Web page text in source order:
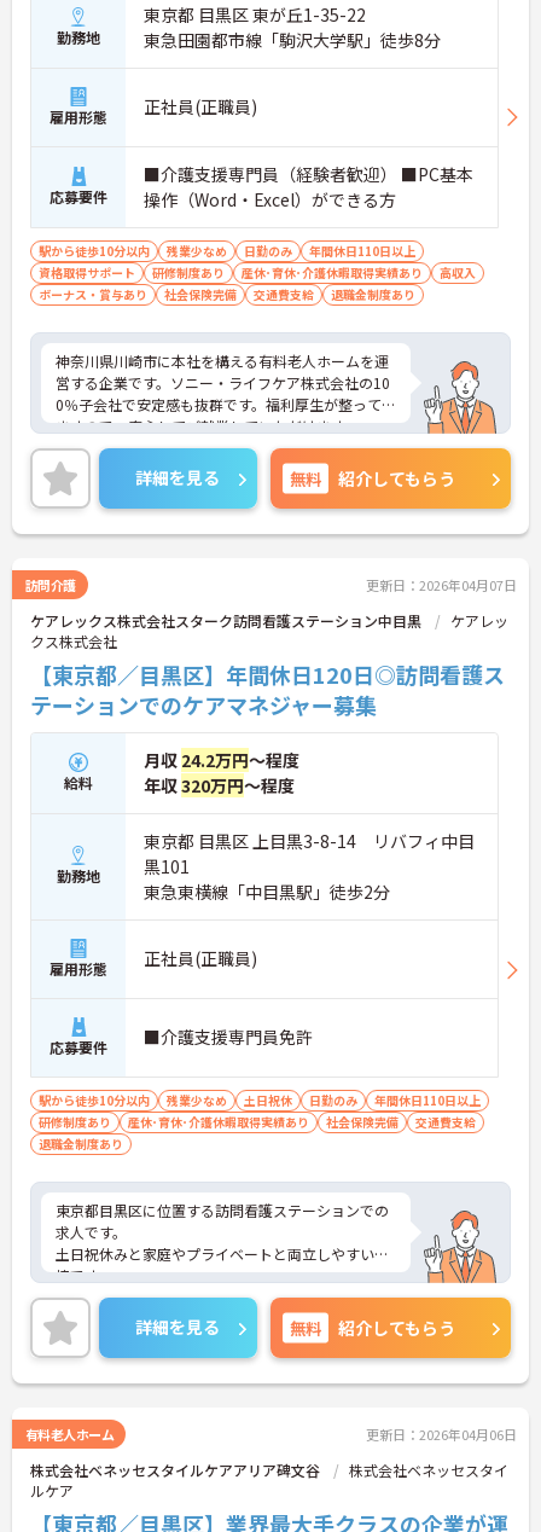
勤務地
東京都 目黒区 東が丘1-35-22
東急田園都市線「駒沢大学駅」徒歩8分
雇用形態 正社員(正職員)
応募要件
■介護支援専門員（経験者歓迎） ■PC基本
操作（Word・Excel）ができる方
駅から徒歩10分以内 残業少なめ 日勤のみ
年間休日110日以上
資格取得サポート
研修制度あり 産休･育休･介護休暇取得実績あり
高収入
ボーナス・賞与あり
社会保険完備 交通費支給 退職金制度あり
神奈川県川崎市に本社を構える有料老人ホームを運
営する企業です。ソニー・ライフケア株式会社の10
0％子会社で安定感も抜群です。福利厚生が整ってい
ますので、安心してご就業していただけます。
ご興味のある方には、面接対策ポイントなど、さら
に詳細をお話しいたしますので、お気軽にご相談く
ださい。
詳細を見る 無料 紹介してもらう
訪問介護 更新日：2026年04月07日
ケアレックス株式会社スターク訪問看護ステーション中目黒
ケアレッ
クス株式会社
【東京都／目黒区】年間休日120日◎訪問看護ス
テーションでのケアマネジャー募集
給料
月収 24.2万円～程度
年収320万円～程度
勤務地
東京都 目黒区 上目黒3-8-14 リバフィ中目
黒101
東急東横線「中目黒駅」徒歩2分
雇用形態 正社員(正職員)
応募要件 ■介護支援専門員免許
駅から徒歩10分以内 残業少なめ 土日祝休 日勤のみ
年間休日110日以上
研修制度あり
産休･育休･介護休暇取得実績あり 社会保険完備
交通費支給
退職金制度あり
東京都目黒区に位置する訪問看護ステーションでの
求人です。
土日祝休みと家庭やプライベートと両立しやすい環
境です。
ご興味のある方は、お気軽にお問い合わせくださ
い。
詳細を見る 無料 紹介してもらう
有料老人ホーム 更新日：2026年04月06日
株式会社ベネッセスタイルケアアリア碑文谷
株式会社ベネッセスタイ
ルケア
【東京都／目黒区】業界最大手クラスの企業が運